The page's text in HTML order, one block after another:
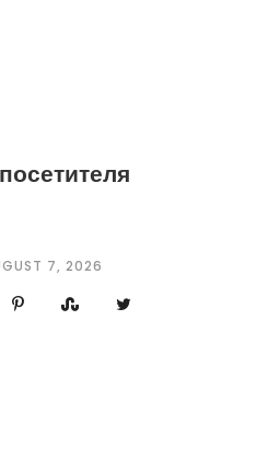
7, 2026